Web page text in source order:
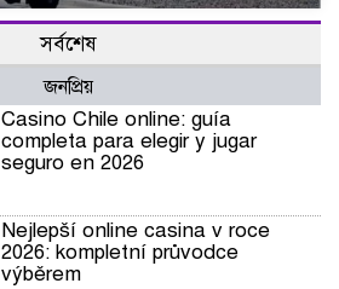
সর্বশেষ
জনপ্রিয়
Casino Chile online: guía
completa para elegir y jugar
seguro en 2026
Nejlepší online casina v roce
2026: kompletní průvodce
výběrem